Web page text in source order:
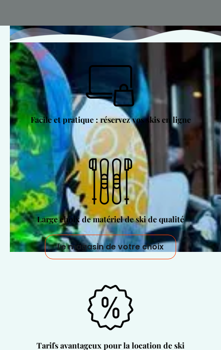
Facile et pratique : réservez vos skis en ligne
Large choix de matériel de ski de qualité
Le magasin de votre choix
Tarifs avantageux pour la location de ski